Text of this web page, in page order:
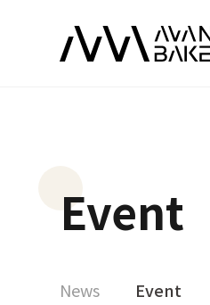
Event
News Event